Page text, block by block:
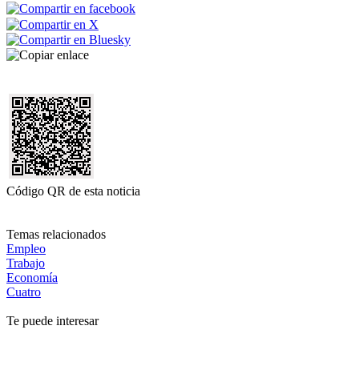
Código QR de esta noticia
Temas relacionados
Empleo
Trabajo
Economía
Cuatro
Te puede interesar